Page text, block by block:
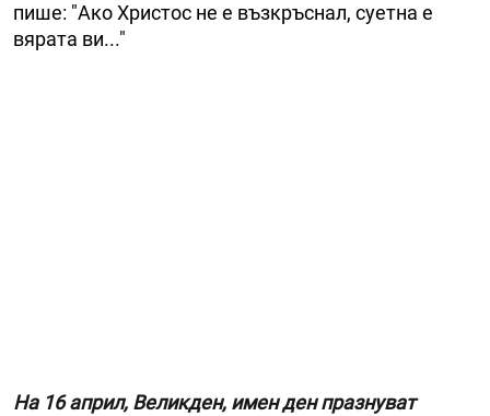
пише: "Ако Христос не е възкръснал, суетна е
вярата ви..."
На 16 април, Великден, имен ден празнуват